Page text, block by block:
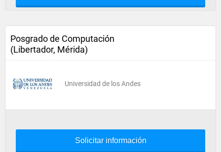
Posgrado de Computación
(Libertador, Mérida)
Universidad de los Andes
Solicitar información